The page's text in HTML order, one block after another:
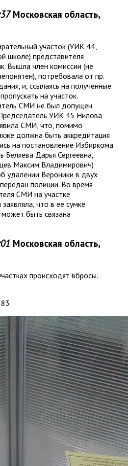
Московская область,
участок (УИК 44,
школе) представителя
Вышла член комиссии (не
потребовала от пр.
и, ссылаясь на полученные
на участок.
СМИ не был допущен
УИК 45 Нилова
СМИ, что, помимо
должна быть аккредитация
на постановление Избиркома
Беляева Дарья Сергеевна,
Максим Владимирович)
удалении Вероники в двух
полиции. Во время
СМИ на участке
что в ее сумке
быть связана
Московская область,
происходят вбросы.